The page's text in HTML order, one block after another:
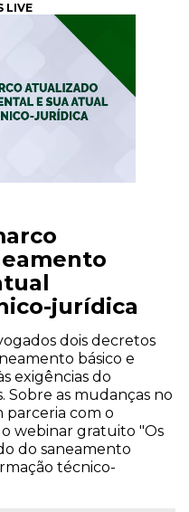
LIVE
jurídica
dois decretos
básico e
exigências do
Sobre as mudanças no
parceria com o
webinar gratuito "Os
do saneamento
técnico-